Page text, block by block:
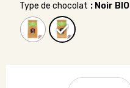
Type de chocolat : Noir BIO
quantité